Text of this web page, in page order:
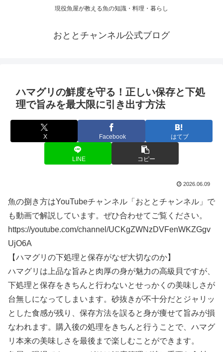
現役魚屋が教える魚の知識・料理・暮らし
おととチャンネル公式ブログ
ハマグリの鮮度を守る！正しい保存と下処
理で旨みを最大限に引き出す方法
X Facebook はてブ
LINE コピー
2026.06.09
魚の捌き方はYouTubeチャンネル「おととチャンネル」で
も動画で解説しています。ぜひ合わせてご覧ください。
https://youtube.com/channel/UCKgZWNzDVFenWKZGgv
UjO6A
【ハマグリの下処理と保存がなぜ大切なのか】
ハマグリは上品な旨みと肉厚の身が魅力の高級貝ですが、
下処理と保存をきちんと行わないとせっかくの美味しさが
台無しになってしまいます。砂抜きが不十分だとジャリッ
とした食感が残り、保存方法を誤ると身が痩せて旨みが損
なわれます。購入後の処理をきちんと行うことで、ハマグ
リ本来の美味しさを最後まで楽しむことができます。